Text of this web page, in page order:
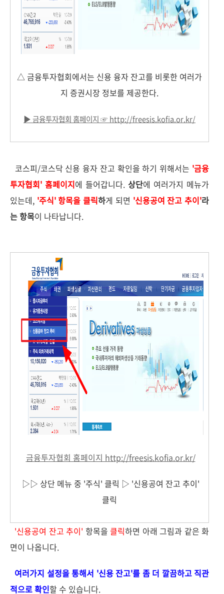
△ 금융투자협회에서는 신용 융자 잔고를 비롯한 여러가
지 증권시장 정보를 제공한다.
▶ 금융투자협회 홈페이지☞ http://freesis.kofia.or.kr/
코스피/코스닥 신용 융자 잔고 확인을 하기 위해서는 '금융
투자협회' 홈페이지에 들어갑니다. 상단에 여러가지 메뉴가
있는데, '주식' 항목을 클릭하게 되면 '신용공여 잔고 추이'라
는 항목이 나타납니다.
금융투자협회 홈페이지 http://freesis.kofia.or.kr/
▷▷ 상단 메뉴 중 '주식' 클릭 ▷ '신용공여 잔고 추이'
클릭
'신용공여 잔고 추이' 항목을 클릭하면 아래 그림과 같은 화
면이 나옵니다.
여러가지 설정을 통해서 '신용 잔고'를 좀 더 깔끔하고 직관
적으로 확인할 수 있습니다.